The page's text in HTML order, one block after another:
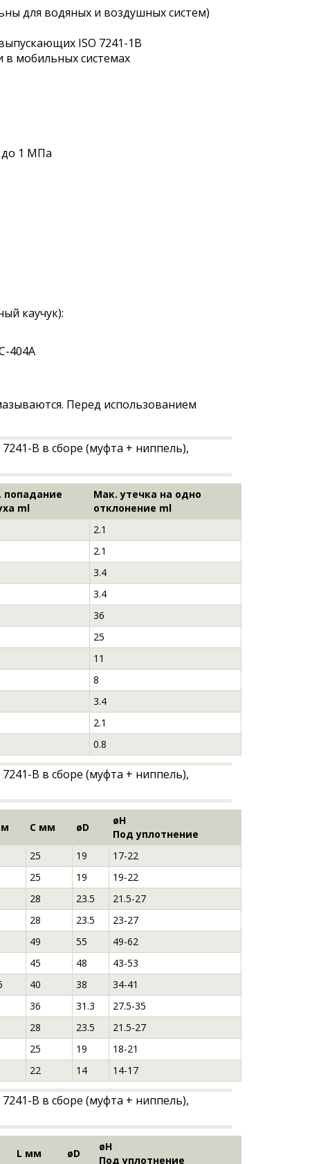
для водяных и воздушных систем)
ISO 7241-1B
в мобильных системах
до 1 МПа
каучук):
404A
Перед использованием
попадание
ml
Мак. утечка на одно
отклонение ml
2.1
2.1
3.4
3.4
36
25
11
8
3.4
2.1
0.8
C мм øD
øH
Под уплотнение
25 19
17-22
25 19
19-22
28 23.5
21.5-27
28 23.5
23-27
49 55
49-62
45 48
43-53
40 38
34-41
36 31.3
27.5-35
28 23.5
21.5-27
25 19
18-21
22 14 14-17
L мм øD
øH
Под уплотнение